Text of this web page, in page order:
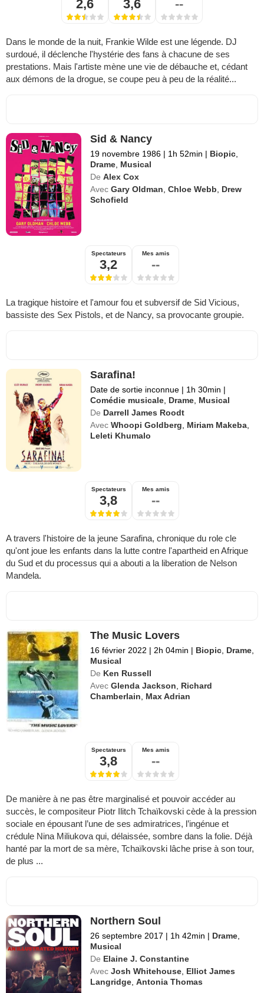
2,6 3,6 --
Dans le monde de la nuit, Frankie Wilde est une légende. DJ
surdoué, il déclenche l'hystérie des fans à chacune de ses
prestations. Mais l'artiste mène une vie de débauche et, cédant
aux démons de la drogue, se coupe peu à peu de la réalité...
Sid & Nancy
19 novembre 1986 | 1h 52min | Biopic,
Drame, Musical
De Alex Cox
Avec Gary Oldman,Chloe Webb, Drew
Schofield
Spectateurs
3,2
Mes amis
--
La tragique histoire et l'amour fou et subversif de Sid Vicious,
bassiste des Sex Pistols, et de Nancy, sa provocante groupie.
Sarafina!
Date de sortie inconnue | 1h 30min |
Comédie musicale Drame Musical
De Darrell James Roodt
Avec Whoopi Goldberg Miriam Makeba
Leleti Khumalo
Spectateurs
3,8
Mes amis
--
A travers l'histoire de la jeune Sarafina, chronique du role cle
qu'ont joue les enfants dans la lutte contre l'apartheid en Afrique
du Sud et du processus qui a abouti a la liberation de Nelson
Mandela.
The Music Lovers
16 février 2022 | 2h 04min | Biopic Drame
Musical
De Ken Russell
Avec Glenda Jackson
Richard
Chamberlain
Max Adrian
Spectateurs
3,8
Mes amis
--
De manière à ne pas être marginalisé et pouvoir accéder au
succès, le compositeur Piotr Ilitch Tchaïkovski cède à la pression
sociale en épousant l’une de ses admiratrices, l’ingénue et
crédule Nina Miliukova qui, délaissée, sombre dans la folie. Déjà
hanté par la mort de sa mère, Tchaïkovski lâche prise à son tour,
de plus ...
Northern Soul
26 septembre 2017 | 1h 42min | Drame,
Musical
De Elaine J. Constantine
Avec Josh Whitehouse, Elliot James
Langridge,Antonia Thomas